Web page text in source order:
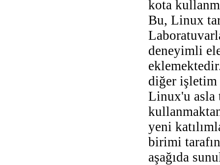
kota
Bu, Linux
deneyimli
diğer işletim
Linux'u asla
yeni
birimi
aşağıda